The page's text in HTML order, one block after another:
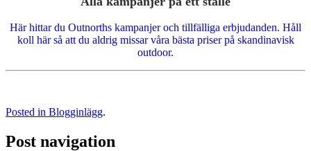
Här hittar du Outnorths kampanjer och tillfälliga erbjudanden. Håll
koll här så att du aldrig missar våra bästa priser på skandinavisk
outdoor.
Posted in Blogginlägg.
Post navigation